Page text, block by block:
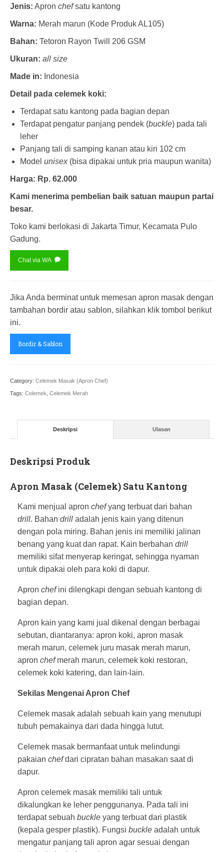
Jenis: Apron chefsatu kantong
Warna: Merah marun (Kode Produk AL105)
Bahan: Tetoron Rayon Twill 206 GSM
Ukuran: all size
Made in: Indonesia
Detail pada celemek koki:
Terdapat satu kantong pada bagian depan
Terdapat pengatur panjang pendek (buckle) pada tali
leher
Panjang tali di samping kanan atau kiri 102 cm
Model unisex(bisa dipakai untuk pria maupun wanita)
Harga: Rp. 62.000
Kami menerima pembelian baik satuan maupun partai
besar.
Toko kami berlokasi di Jakarta Timur, Kecamata Pulo
Gadung.
Chat via WA
Jika Anda berminat untuk memesan apron masak dengan
tambahan bordir atau sablon, silahkan klik tombol berikut
ini.
Bordir & Sablon
Category: Celemek Masak (Apron Chef)
Tags: Celemek Celemek Merah
Deskripsi Ulasan
Deskripsi Produk
Apron Masak (Celemek) Satu Kantong
Kami menjual apron chefyang terbuat dari bahan
drill. Bahan drill adalah jenis kain yang ditenun
dengan pola miring. Bahan jenis ini memiliki jalinan
benang yang kuat dan rapat. Kain berbahan drill
memiliki sifat menyerap keringat, sehingga nyaman
untuk dipakai oleh para koki di dapur.
Apron chefini dilengkapi dengan sebuah kantong di
bagian depan.
Apron kain yang kami jual dikenal dengan berbagai
sebutan, diantaranya: apron koki, apron masak
merah marun, celemek juru masak merah marun,
apron chefmerah marun, celemek koki restoran,
celemek koki katering, dan lain-lain.
Sekilas Mengenai Apron Chef
Celemek masak adalah sebuah kain yang menutupi
tubuh pemakainya dari dada hingga lutut.
Celemek masak bermanfaat untuk melindungi
pakaian chefdari cipratan bahan masakan saat di
dapur.
Apron celemek masak memiliki tali untuk
dikalungkan ke leher penggunanya. Pada tali ini
terdapat sebuah buckle yang terbuat dari plastik
(kepala gesper plastik). Fungsi buckle adalah untuk
mengatur panjang tali apron agar sesuai dengan